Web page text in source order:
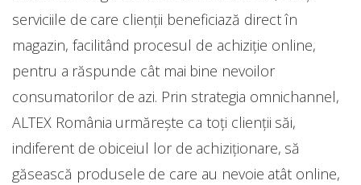
serviciile de care clienţii beneficiază direct în
magazin, facilitând procesul de achiziţie online,
pentru a răspunde cât mai bine nevoilor
consumatorilor de azi. Prin strategia omnichannel,
ALTEX România urmăreşte ca toţi clienţii săi,
indiferent de obiceiul lor de achiziţionare, să
găsească produsele de care au nevoie atât online,